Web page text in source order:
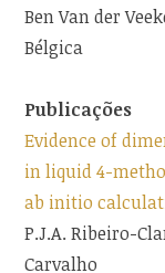
Ben Van der
Bélgica
Publicações
Evidence of
in liquid 4-
ab initio
P.J.A. Ribeiro-
Carvalho